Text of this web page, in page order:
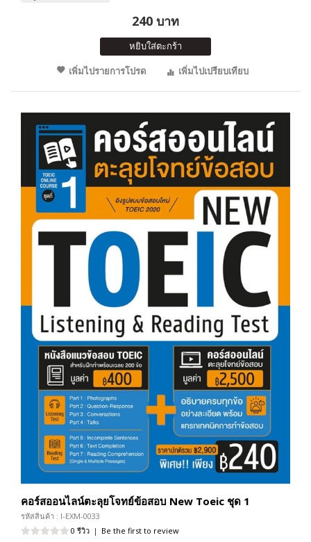
240 บาท
หยิบใส่ตะกร้า
เพิ่มไปรายการโปรด
เพิ่มไปเปรียบเทียบ
คอร์สออนไลน์ตะลุยโจทย์ข้อสอบ New Toeic ชุด 1
รหัสสินค้า : I-EXM-0033
0 รีวิว | Be the first to review